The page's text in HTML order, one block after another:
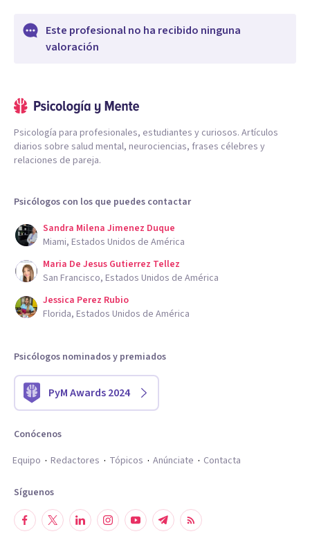
Este profesional no ha recibido ninguna
valoración
Psicología para profesionales, estudiantes y curiosos. Artículos
diarios sobre salud mental, neurociencias, frases célebres y
relaciones de pareja.
Psicólogos con los que puedes contactar
Sandra Milena Jimenez Duque
Miami, Estados Unidos de América
Maria De Jesus Gutierrez Tellez
San Francisco, Estados Unidos de América
Jessica Perez Rubio
Florida, Estados Unidos de América
Psicólogos nominados y premiados
PyM Awards 2024
Conócenos
Equipo
Redactores Tópicos Anúnciate Contacta
Síguenos